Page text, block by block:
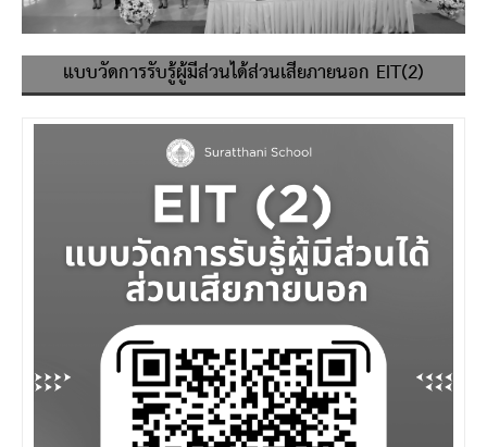
แบบวัดการรับรู้ผู้มีส่วนได้ส่วนเสียภายนอก EIT(2)